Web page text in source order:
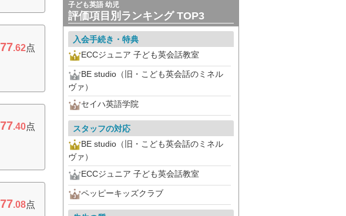
77.62点
77.40点
77.08点
子ども英語 幼児
評価項目別ランキング TOP3
入会手続き・特典
ECCジュニア 子ども英会話教室
BE studio（旧・こども英会話のミネル
ヴァ）
セイハ英語学院
スタッフの対応
BE studio（旧・こども英会話のミネル
ヴァ）
ECCジュニア 子ども英会話教室
ペッピーキッズクラブ